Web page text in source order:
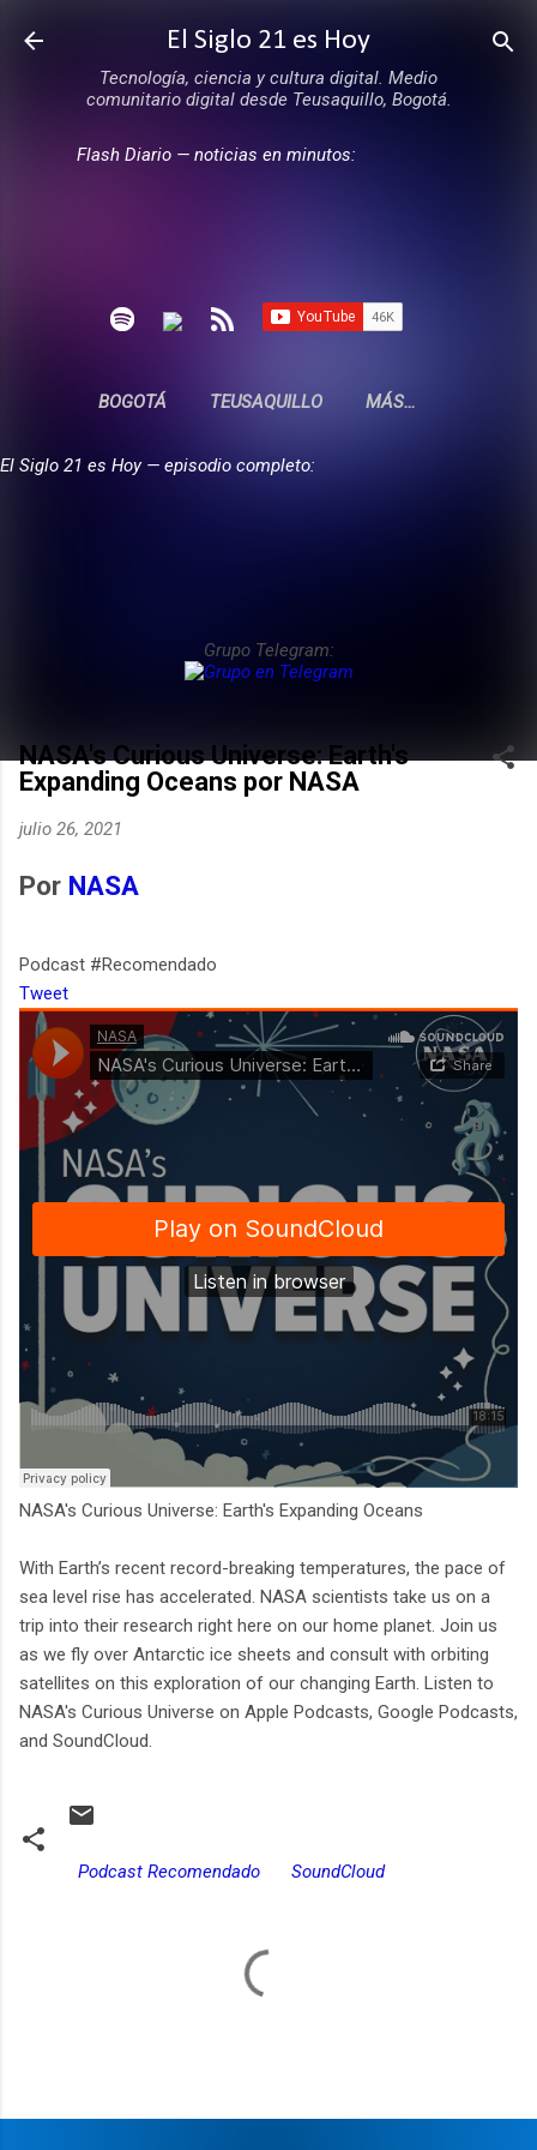
Ir al contenido principal
El Siglo 21 es Hoy
Tecnología, ciencia y cultura digital. Medio
comunitario digital desde Teusaquillo, Bogotá.
Flash Diario — noticias en minutos:
BOGOTÁ TEUSAQUILLO MÁS…
El Siglo 21 es Hoy — episodio completo:
Grupo Telegram:
NASA's Curious Universe: Earth's
Expanding Oceans por NASA
julio 26, 2021
Por NASA
Podcast #Recomendado
Tweet
NASA's Curious Universe: Earth's Expanding Oceans
With Earth’s recent record-breaking temperatures, the pace of
sea level rise has accelerated. NASA scientists take us on a
trip into their research right here on our home planet. Join us
as we fly over Antarctic ice sheets and consult with orbiting
satellites on this exploration of our changing Earth. Listen to
NASA's Curious Universe on Apple Podcasts, Google Podcasts,
and SoundCloud.
Podcast Recomendado SoundCloud